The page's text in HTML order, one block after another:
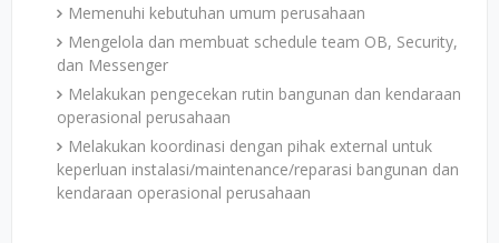
Memenuhi kebutuhan umum perusahaan
Mengelola dan membuat schedule team OB, Security,
dan Messenger
Melakukan pengecekan rutin bangunan dan kendaraan
operasional perusahaan
Melakukan koordinasi dengan pihak external untuk
keperluan instalasi/maintenance/reparasi bangunan dan
kendaraan operasional perusahaan